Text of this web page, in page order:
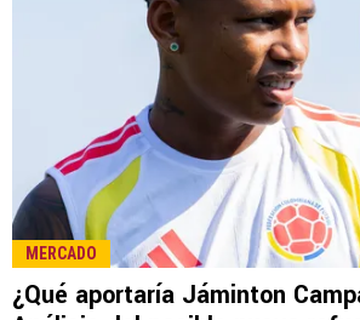
LEE TAMBIÉN